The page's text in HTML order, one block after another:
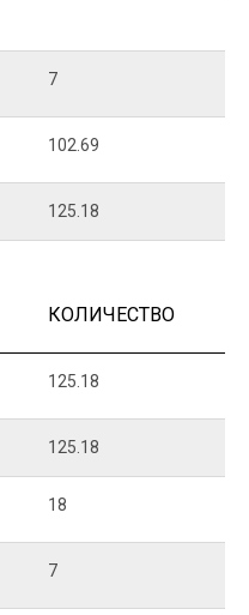
7
102.69
125.18
КОЛИЧЕСТВО
125.18
125.18
18
7